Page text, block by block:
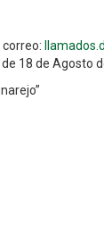
18 de Agosto